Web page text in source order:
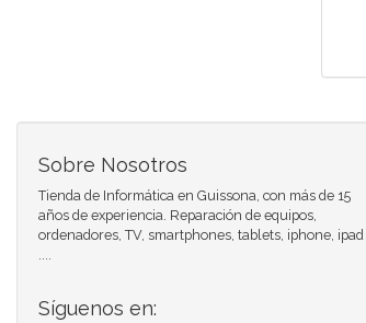
Sobre Nosotros
Tienda de Informática en Guissona, con más de 15
años de experiencia. Reparación de equipos,
ordenadores, TV, smartphones, tablets, iphone, ipad
....
Síguenos en: